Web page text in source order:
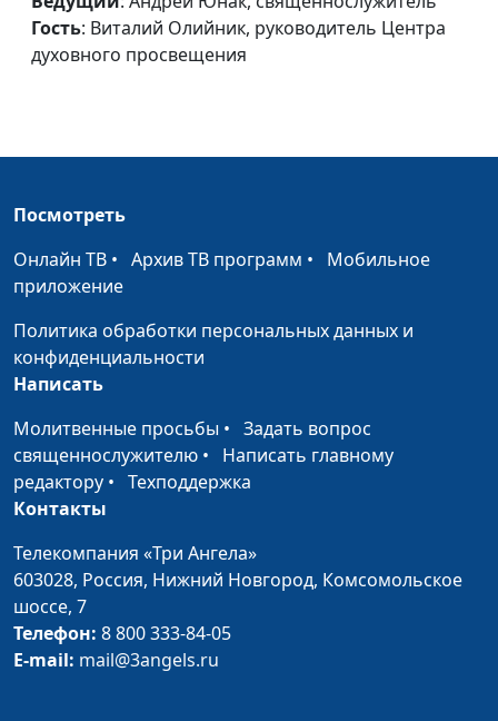
Гость: Виталий Олийник, руководитель Центра
духовного просвещения
Посмотреть
Онлайн ТВ • Архив ТВ программ • Мобильное
приложение
Политика обработки персональных данных и
конфиденциальности
Написать
Молитвенные просьбы • Задать вопрос
священнослужителю • Написать главному
редактору • Техподдержка
Контакты
Телекомпания «Три Ангела»
603028, Россия, Нижний Новгород, Комсомольское
шоссе, 7
Телефон: 8 800 333-84-05
E-mail: mail@3angels.ru